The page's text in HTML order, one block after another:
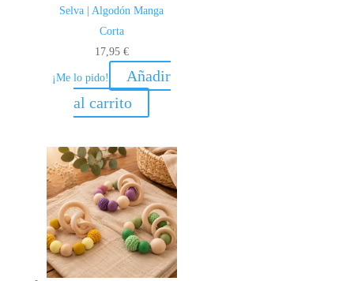
Selva | Algodón Manga
Corta
17,95 €
¡Me lo pido!
Añadir
al carrito